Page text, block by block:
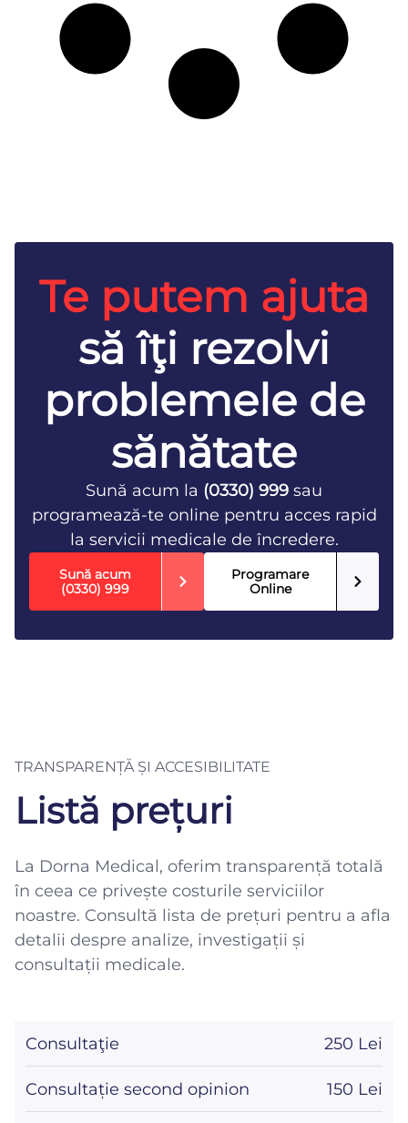
Te putem ajuta
să îţi rezolvi
problemele de
sănătate
Sună acum la (0330) 999 sau
programează-te online pentru acces rapid
la servicii medicale de încredere.
Sună acum
(0330) 999
Programare
Online
TRANSPARENȚĂ ȘI ACCESIBILITATE
Listă prețuri
La Dorna Medical, oferim transparență totală
în ceea ce privește costurile serviciilor
noastre. Consultă lista de prețuri pentru a afla
detalii despre analize, investigații și
consultații medicale.
Consultaţie 250 Lei
Consultație second opinion 150 Lei